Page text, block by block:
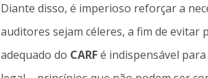
Diante disso, é imperioso reforçar a
auditores sejam céleres, a fim de evitar
adequado do CARFé indispensável